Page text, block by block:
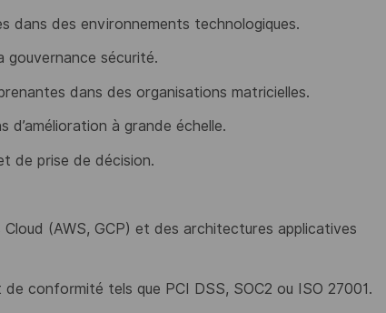
dans des environnements technologiques.
gouvernance sécurité.
dans des organisations matricielles.
d’amélioration à grande échelle.
de prise de décision.
(AWS, GCP) et des architectures applicatives
conformité tels que PCI DSS, SOC2 ou ISO 27001.